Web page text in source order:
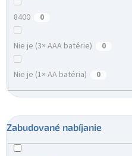
8400 0
Nie je (3× AAA batérie) 0
Nie je (1× AA batéria) 0
Zabudované nabíjanie